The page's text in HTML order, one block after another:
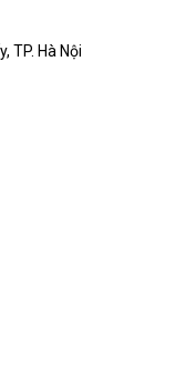
TP. Hà Nội